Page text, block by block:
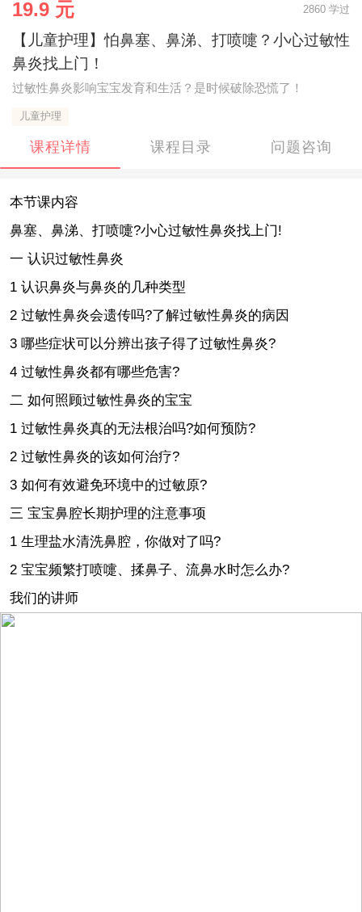
19.9 元 2860 学过
【儿童护理】怕鼻塞、鼻涕、打喷嚏？小心过敏性
鼻炎找上门！
过敏性鼻炎影响宝宝发育和生活？是时候破除恐慌了！
儿童护理
课程详情 课程目录 问题咨询
本节课内容
鼻塞、鼻涕、打喷嚏?小心过敏性鼻炎找上门!
一 认识过敏性鼻炎
1 认识鼻炎与鼻炎的几种类型
2 过敏性鼻炎会遗传吗?了解过敏性鼻炎的病因
3 哪些症状可以分辨出孩子得了过敏性鼻炎?
4 过敏性鼻炎都有哪些危害?
二 如何照顾过敏性鼻炎的宝宝
1 过敏性鼻炎真的无法根治吗?如何预防?
2 过敏性鼻炎的该如何治疗?
3 如何有效避免环境中的过敏原?
三 宝宝鼻腔长期护理的注意事项
1 生理盐水清洗鼻腔，你做对了吗?
2 宝宝频繁打喷嚏、揉鼻子、流鼻水时怎么办?
我们的讲师